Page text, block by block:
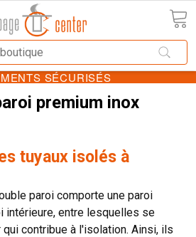
SÉCURISÉS
premium inox
tuyaux isolés à
paroi comporte une paroi
intérieure, entre lesquelles se
contribue à l'isolation. Ainsi, ils